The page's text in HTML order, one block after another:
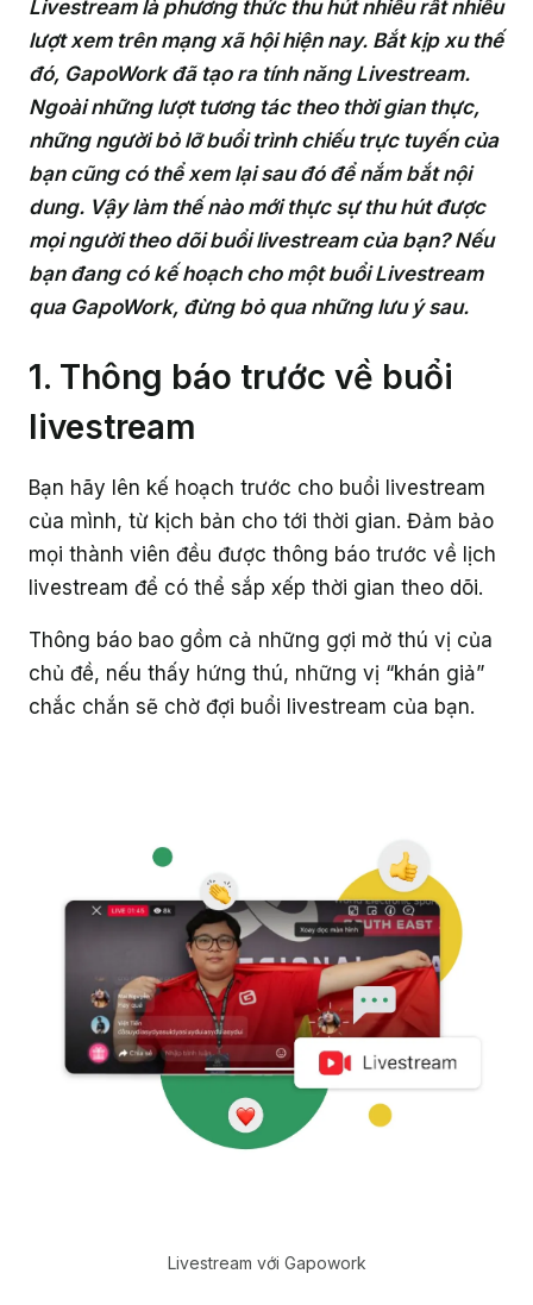
Livestream
Khảo sát
Thăm dò ý kiến
Hỏi đáp khách hàng
Làm việc từ xa
Hỗ trợ các mô hình doanh nghiệp
Hỗ trợ các bộ phận trong tổ chức
Hỗ trợ bộ phận Nhân sự
Hỗ trợ thành viên mới hòa nhập
Hỗ trợ giải đáp vấn đề nhân sự
Hỗ trợ luân chuyển vị trí/ giới thiệu
Hỗ trợ truyền thông nội bộ
Truyền thông nội bộ tổ chức
Truyền thông nhân sự
Hỗ trợ kỹ thuật
Loại hình tổ chức
Tài chính - Ngân hàng
Công nghệ
Giáo dục
Dành cho Quản trị viên nhóm
Dành cho Đội ngũ điều hành
Dành cho cấp Quản lý
Dành cho Nhân viên
Hướng dẫn triển khai chi tiết
Chuẩn bị sẵn sàng
Triển khai thành công
Cách thu hút nhân sự tham gia GapoWork
Cách thúc đẩy tương tác tại GapoWork
Hiệu quả hóa truyền thông nội bộ tại GapoWork
Xây dựng văn hóa doanh nghiệp
Làm việc tại nhà với GapoWork
Làm chủ tính năng GapoWork
Video hướng dẫn
Câu hỏi thường gặp
Liên hệ
Có gì mới trên GapoWork?
Hợp tác
Giải thưởng
Hiệu suất công việc
GapoWork cho trường học
Livestream là phương thức thu hút nhiều rất nhiều
lượt xem trên mạng xã hội hiện nay. Bắt kịp xu thế
đó, GapoWork đã tạo ra tính năng Livestream.
Ngoài những lượt tương tác theo thời gian thực,
những người bỏ lỡ buổi trình chiếu trực tuyến của
bạn cũng có thể xem lại sau đó để nắm bắt nội
dung. Vậy làm thế nào mới thực sự thu hút được
mọi người theo dõi buổi livestream của bạn? Nếu
bạn đang có kế hoạch cho một buổi Livestream
qua GapoWork, đừng bỏ qua những lưu ý sau.
1. Thông báo trước về buổi
livestream
Bạn hãy lên kế hoạch trước cho buổi livestream
của mình, từ kịch bản cho tới thời gian. Đảm bảo
mọi thành viên đều được thông báo trước về lịch
livestream để có thể sắp xếp thời gian theo dõi.
Thông báo bao gồm cả những gợi mở thú vị của
chủ đề, nếu thấy hứng thú, những vị “khán giả”
chắc chắn sẽ chờ đợi buổi livestream của bạn.
Livestream với Gapowork